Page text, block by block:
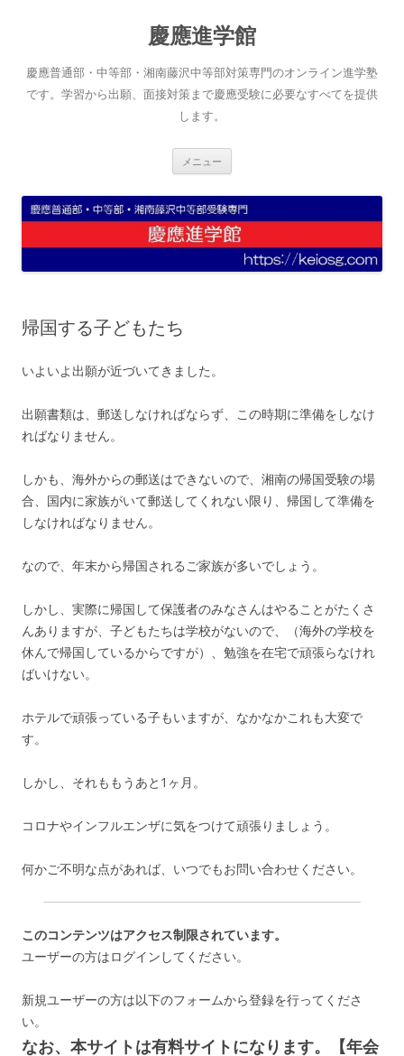
へ
ス
キ
慶應進学館
慶應普通部・中等部・湘南藤沢中等部対策専門のオンライン進学塾
です。学習から出願、面接対策まで慶應受験に必要なすべてを提供
します。
メニュー
帰国する子どもたち
いよいよ出願が近づいてきました。
出願書類は、郵送しなければならず、この時期に準備をしなけ
ればなりません。
しかも、海外からの郵送はできないので、湘南の帰国受験の場
合、国内に家族がいて郵送してくれない限り、帰国して準備を
しなければなりません。
なので、年末から帰国されるご家族が多いでしょう。
しかし、実際に帰国して保護者のみなさんはやることがたくさ
んありますが、子どもたちは学校がないので、（海外の学校を
休んで帰国しているからですが）、勉強を在宅で頑張らなけれ
ばいけない。
ホテルで頑張っている子もいますが、なかなかこれも大変で
す。
しかし、それももうあと1ヶ月。
コロナやインフルエンザに気をつけて頑張りましょう。
何かご不明な点があれば、いつでもお問い合わせください。
このコンテンツはアクセス制限されています。
ユーザーの方はログインしてください。
新規ユーザーの方は以下のフォームから登録を行ってくださ
い。
なお、本サイトは有料サイトになります。【年会